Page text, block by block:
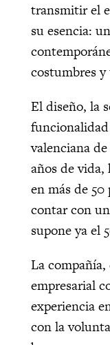
transmitir el
su esencia:
costumbres
El diseño, la
valenciana
años de vida,
en más de
contar con
supone ya el
La
empresarial
experiencia
con la